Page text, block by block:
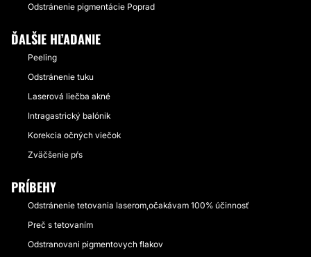
Odstránenie pigmentácie Poprad
ĎALŠIE HĽADANIE
Peeling
Odstránenie tuku
Laserová liečba akné
Intragastrický balónik
Korekcia očných viečok
Zväčšenie pŕs
PRÍBEHY
Odstránenie tetovania laserom,očakávam 100% účinnosť
Preč s tetovaním
Odstranovani pigmentovych flakov